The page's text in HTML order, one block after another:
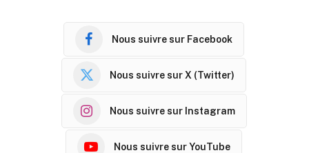
Nous suivre sur Facebook
Nous suivre sur X (Twitter)
Nous suivre sur Instagram
Nous suivre sur YouTube